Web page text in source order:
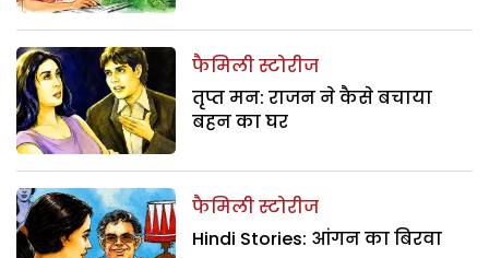
फैमिली स्टोरीज
तृप्त मन: राजन ने कैसे बचाया
बहन का घर
फैमिली स्टोरीज
Hindi Stories: आंगन का बिरवा